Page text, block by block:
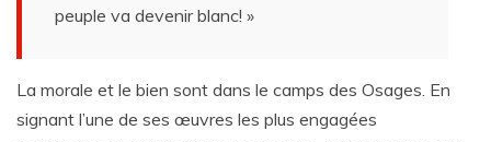
peuple va devenir blanc! »
La morale et le bien sont dans le camps des Osages. En
signant l’une de ses œuvres les plus engagées